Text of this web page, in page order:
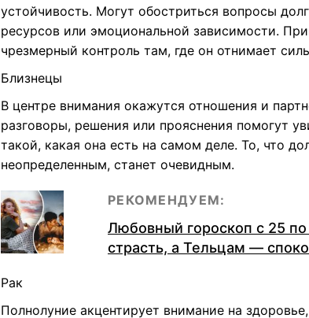
устойчивость. Могут обостриться вопросы
ресурсов или эмоциональной зависимости.
чрезмерный контроль там, где он отнимает
Близнецы
В центре внимания окажутся отношения и
разговоры, решения или прояснения помогут
такой, какая она есть на самом деле. То, что
неопределенным, станет очевидным.
РЕКОМЕНДУЕМ:
Любовный гороскоп с 25
страсть, а Тельцам —
Рак
Полнолуние акцентирует внимание на